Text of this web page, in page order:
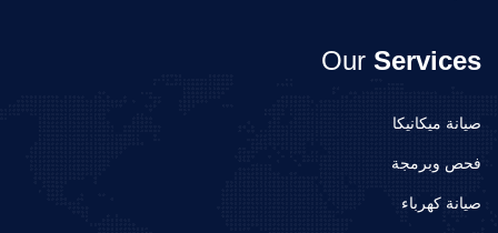
Our Services
صيانة ميكانيكا
فحص وبرمجة
صيانة كهرباء